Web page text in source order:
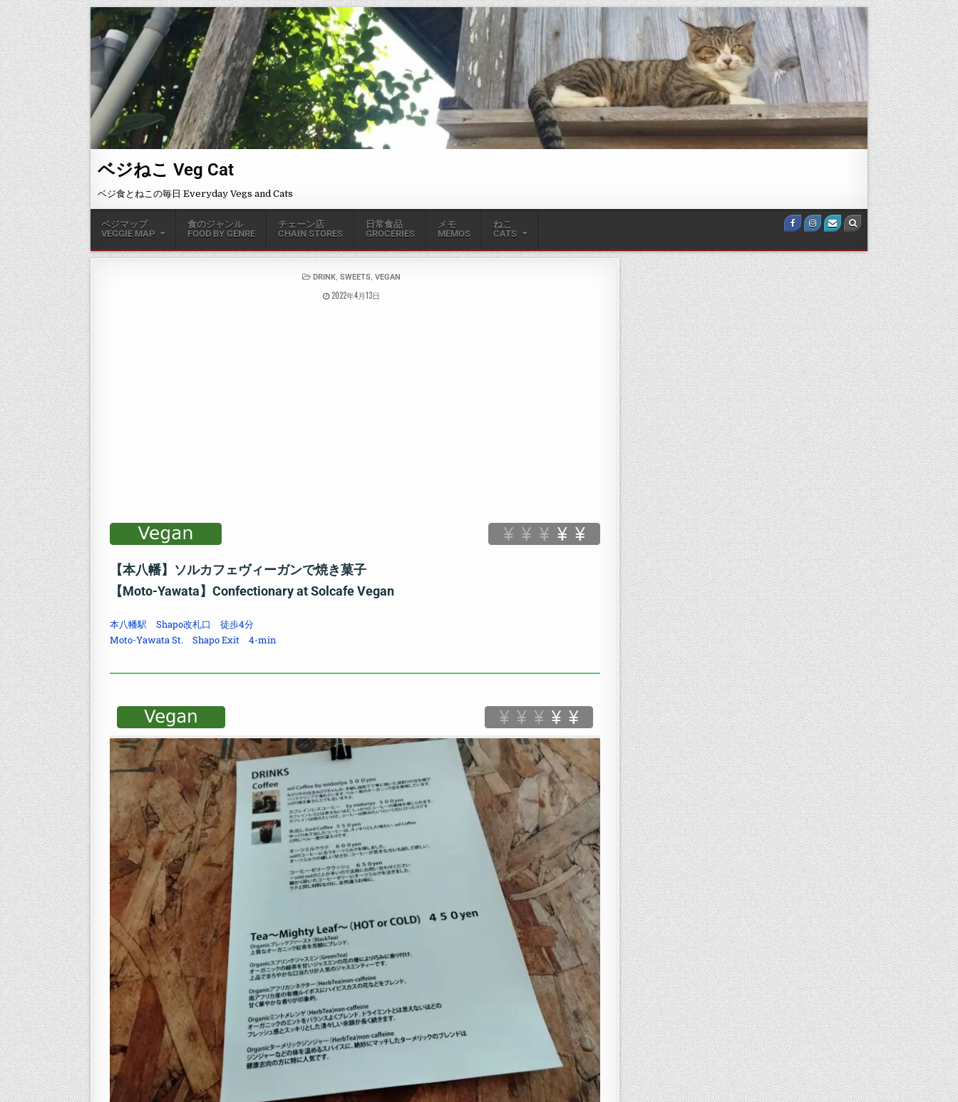
ベジねこ Veg Cat
ベジ食とねこの毎日 Everyday Vegs and Cats
ベジマップ
VEGGIE MAP
食のジャンル
FOOD BY GENRE
チェーン店
CHAIN STORES
日常食品
GROCERIES
メモ
MEMOS
ねこ
CATS
DRINK ,SWEETS ,VEGAN
2022年4月13日
【本八幡】ソルカフェヴィーガンで焼き菓子
【Moto-Yawata】Confectionary at Solcafe Vegan
本八幡駅 Shapo改札口 徒歩4分
Moto-Yawata St. Shapo Exit 4-min